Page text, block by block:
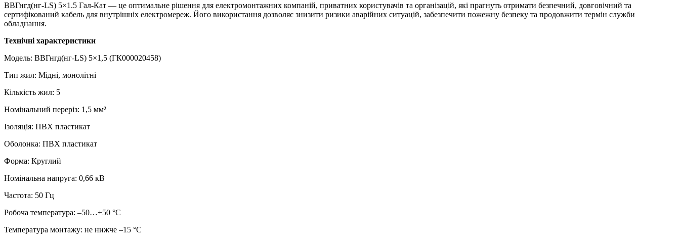
ВВГнгд(нг‑LS) 5×1.5 Гал‑Кат — це оптимальне рішення для електромонтажних компаній, приватних користувачів та організацій, які прагнуть отримати безпечний, довговічний та
сертифікований кабель для внутрішніх електромереж. Його використання дозволяє знизити ризики аварійних ситуацій, забезпечити пожежну безпеку та продовжити термін служби
обладнання.
Технічні характеристики
Модель: ВВГнгд(нг‑LS) 5×1,5 (ГК000020458)
Тип жил: Мідні, монолітні
Кількість жил: 5
Номінальний переріз: 1,5 мм²
Ізоляція: ПВХ пластикат
Оболонка: ПВХ пластикат
Форма: Круглий
Номінальна напруга: 0,66 кВ
Частота: 50 Гц
Робоча температура: –50…+50 °C
Температура монтажу: не нижче –15 °C